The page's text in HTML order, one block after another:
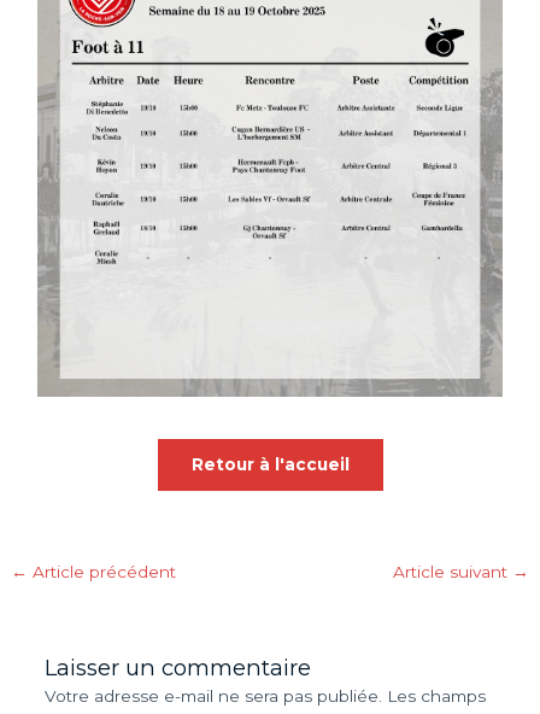
Retour à l'accueil
← Article précédent Article suivant →
Laisser un commentaire
Votre adresse e-mail ne sera pas publiée.
Les champs